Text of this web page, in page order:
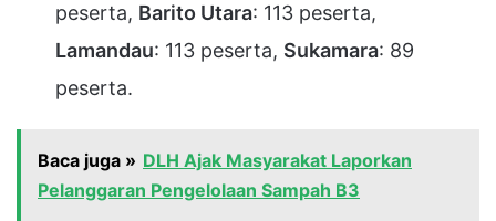
peserta, Barito Utara: 113 peserta,
Lamandau: 113 peserta, Sukamara: 89
peserta.
Baca juga » DLH Ajak Masyarakat Laporkan
Pelanggaran Pengelolaan Sampah B3